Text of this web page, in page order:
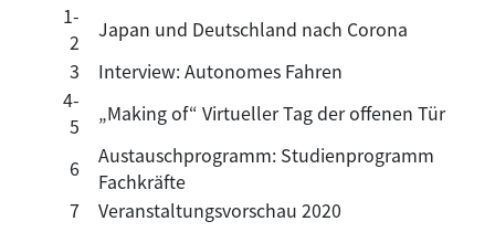
1-
2
Japan und Deutschland nach Corona
3
Interview: Autonomes Fahren
4-
5
„Making of“ VirtuellerTag der offenen Tür
6 Austauschprogramm: Studienprogramm
Fachkräfte
7
Veranstaltungsvorschau 2020